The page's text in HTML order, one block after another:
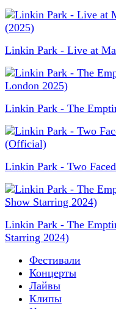
Linkin Park - Live at
Linkin Park - The
Linkin Park - Two
Linkin Park - The
Starring 2024)
Фестивали
Концерты
Лайвы
Клипы